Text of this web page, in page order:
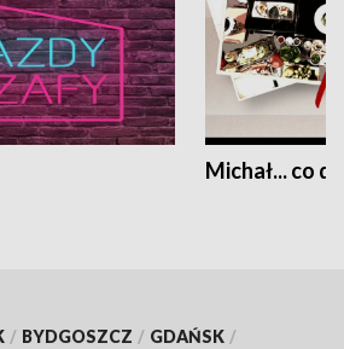
Michał... co
/ BYDGOSZCZ / GDAŃSK /